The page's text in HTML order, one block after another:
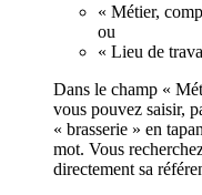
« Métier,
ou
« Lieu de
Dans le champ «
vous pouvez saisir,
« brasserie » en
mot. Vous
directement sa